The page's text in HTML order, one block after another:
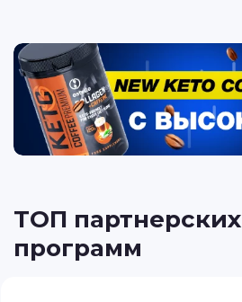
ТОП партнерских
программ